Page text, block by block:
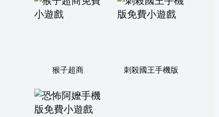
猴子超商 刺殺國王手機版